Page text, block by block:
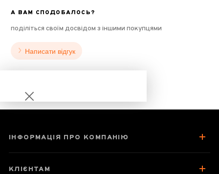
А ВАМ СПОДОБАЛОСЬ?
поділіться своїм досвідом з іншими покупцями
Написати відгук
Чашка-заварник
ІНФОРМАЦІЯ ПРО КОМПАНІЮ
КЛІЄНТАМ